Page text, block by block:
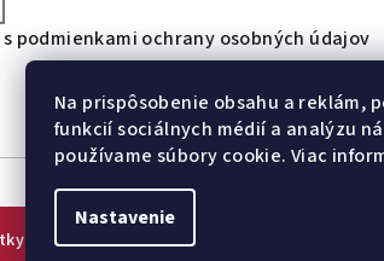
Na prispôsobenie obsahu a reklám,
funkcií sociálnych médií a analýzu
používame súbory cookie. Viac
Nastavenie
podmienkami ochrany osobných údajov
práva vyhradené.Upraviť nastavenie cookies